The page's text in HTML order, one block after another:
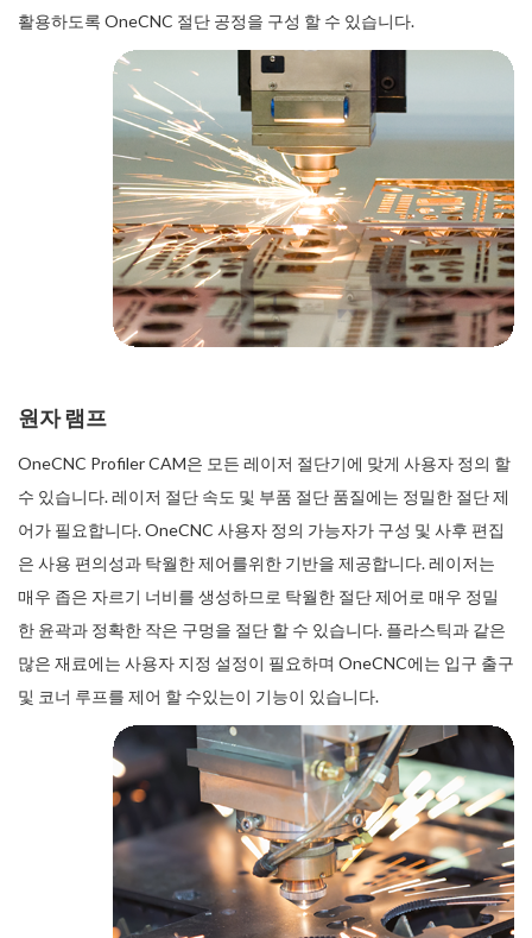
활용하도록 OneCNC 절단 공정을 구성 할 수 있습니다.
원자 램프
OneCNC Profiler CAM은 모든 레이저 절단기에 맞게 사용자 정의 할
수 있습니다. 레이저 절단 속도 및 부품 절단 품질에는 정밀한 절단 제
어가 필요합니다. OneCNC 사용자 정의 가능자가 구성 및 사후 편집
은 사용 편의성과 탁월한 제어를위한 기반을 제공합니다. 레이저는
매우 좁은 자르기 너비를 생성하므로 탁월한 절단 제어로 매우 정밀
한 윤곽과 정확한 작은 구멍을 절단 할 수 있습니다. 플라스틱과 같은
많은 재료에는 사용자 지정 설정이 필요하며 OneCNC에는 입구 출구
및 코너 루프를 제어 할 수있는이 기능이 있습니다.